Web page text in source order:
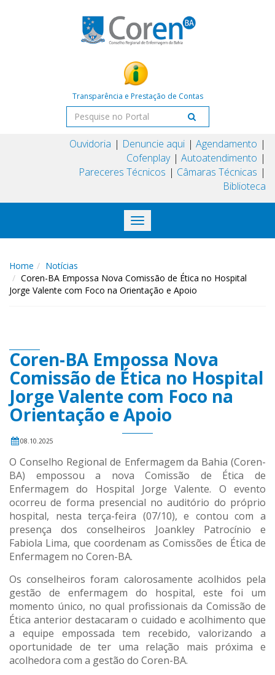
Transparência e Prestação de Contas
Ouvidoria Denuncie aqui
Agendamento
Cofenplay
Autoatendimento
Pareceres Técnicos
Câmaras Técnicas
Biblioteca
Toggle
navigation
Home
Notícias
Coren-BA Empossa Nova Comissão de Ética no Hospital
Jorge Valente com Foco na Orientação e Apoio
Coren-BA Empossa Nova
Comissão de Ética no Hospital
Jorge Valente com Foco na
Orientação e Apoio
08.10.2025
O Conselho Regional de Enfermagem da Bahia (Coren-
BA) empossou a nova Comissão de Ética de
Enfermagem do Hospital Jorge Valente. O evento
ocorreu de forma presencial no auditório do próprio
hospital, nesta terça-feira (07/10), e contou com a
presença dos conselheiros Joankley Patrocínio e
Fabiola Lima, que coordenam as Comissões de Ética de
Enfermagem no Coren-BA.
Os conselheiros foram calorosamente acolhidos pela
gestão de enfermagem do hospital, este foi um
momento único, no qual profissionais da Comissão de
Ética anterior destacaram o cuidado e acolhimento que
a equipe empossada tem recebido, valorizando a
oportunidade de ter uma relação mais próxima e
acolhedora com a gestão do Coren-BA.